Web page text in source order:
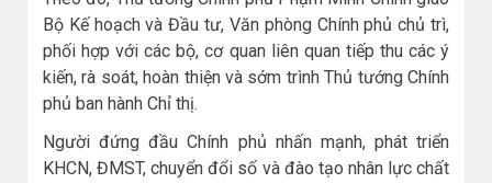
Bộ Kế hoạch và Đầu tư, Văn phòng Chính phủ chủ trì,
phối hợp với các bộ, cơ quan liên quan tiếp thu các ý
kiến, rà soát, hoàn thiện và sớm trình Thủ tướng Chính
phủ ban hành Chỉ thị.
Người đứng đầu Chính phủ nhấn mạnh, phát triển
KHCN, ĐMST, chuyển đổi số và đào tạo nhân lực chất